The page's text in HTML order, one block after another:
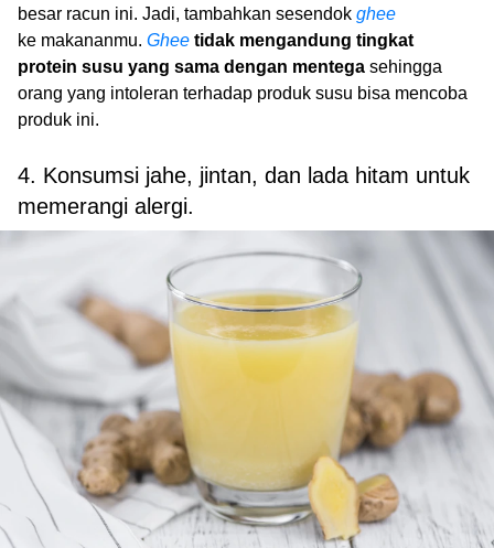
besar racun ini. Jadi, tambahkan sesendok ghee
ke makananmu. Ghee tidak mengandung tingkat
protein susu yang sama dengan mentega sehingga
orang yang intoleran terhadap produk susu bisa mencoba
produk ini.
4. Konsumsi jahe, jintan, dan lada hitam untuk
memerangi alergi.